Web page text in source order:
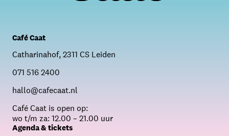
Café Caat
Catharinahof, 2311 CS Leiden
071 516 2400
hallo@cafecaat.nl
Café Caat is open op:
wo t/m za: 12.00 – 21.00 uur
Agenda & tickets